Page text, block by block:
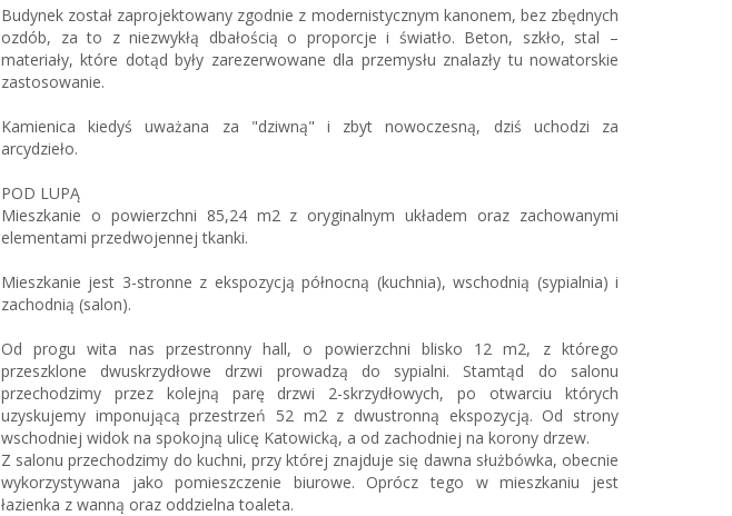
Budynek został zaprojektowany zgodnie z modernistycznym kanonem, bez zbędnych
ozdób, za to z niezwykłą dbałością o proporcje i światło. Beton, szkło, stal –
materiały, które dotąd były zarezerwowane dla przemysłu znalazły tu nowatorskie
zastosowanie.
Kamienica kiedyś uważana za "dziwną" i zbyt nowoczesną, dziś uchodzi za
arcydzieło.
POD LUPĄ
Mieszkanie o powierzchni 85,24 m2 z oryginalnym układem oraz zachowanymi
elementami przedwojennej tkanki.
Mieszkanie jest 3-stronne z ekspozycją północną (kuchnia), wschodnią (sypialnia) i
zachodnią (salon).
Od progu wita nas przestronny hall, o powierzchni blisko 12 m2, z którego
przeszklone dwuskrzydłowe drzwi prowadzą do sypialni. Stamtąd do salonu
przechodzimy przez kolejną parę drzwi 2-skrzydłowych, po otwarciu których
uzyskujemy imponującą przestrzeń 52 m2 z dwustronną ekspozycją. Od strony
wschodniej widok na spokojną ulicę Katowicką, a od zachodniej na korony drzew.
Z salonu przechodzimy do kuchni, przy której znajduje się dawna służbówka, obecnie
wykorzystywana jako pomieszczenie biurowe. Oprócz tego w mieszkaniu jest
łazienka z wanną oraz oddzielna toaleta.